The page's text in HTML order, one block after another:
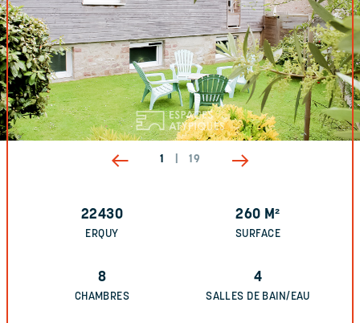
1 19
22430
ERQUY
260 M²
SURFACE
8
CHAMBRES
4
SALLES DE BAIN/EAU